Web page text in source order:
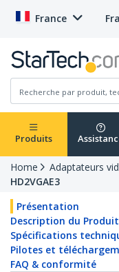
France
Produits
Home Adaptateurs
HD2VGAE3
Présentation
Description du Produit
Spécifications
Pilotes et
FAQ & conformité